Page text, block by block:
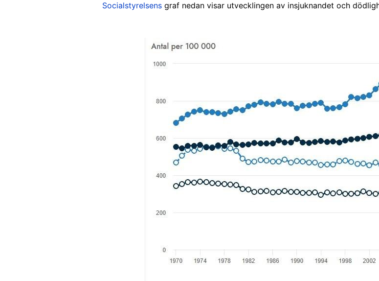
Socialstyrelsens graf nedan visar utvecklingen av insjuknandet och